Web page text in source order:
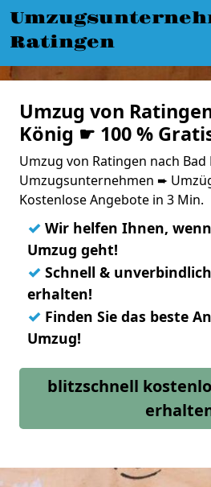
Ratingen
Umzug von
König ☛ 100 %
Umzug von Ratingen nach Bad
Umzugsunternehmen ➨
Kostenlose Angebote in 3 Min.
✓ Wir helfen Ihnen,
Umzug geht!
✓ Schnell &
erhalten!
✓ Finden Sie das beste
Umzug!
blitzschnell